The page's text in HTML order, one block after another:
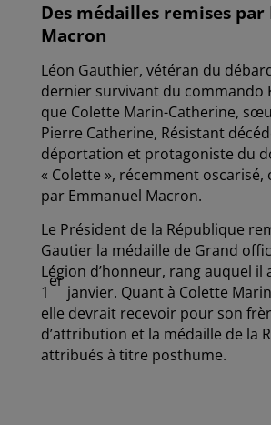
Des médailles remises par
Macron
Léon Gauthier, vétéran du
dernier survivant du commando
que Colette Marin-Catherine,
Pierre Catherine, Résistant
déportation et protagoniste du
« Colette », récemment oscarisé,
par Emmanuel Macron.
Le Président de la République
Gautier la médaille de Grand
Légion d’honneur, rang auquel il
1
er
janvier. Quant à Colette
elle devrait recevoir pour son
d’attribution et la médaille de la
attribués à titre posthume.